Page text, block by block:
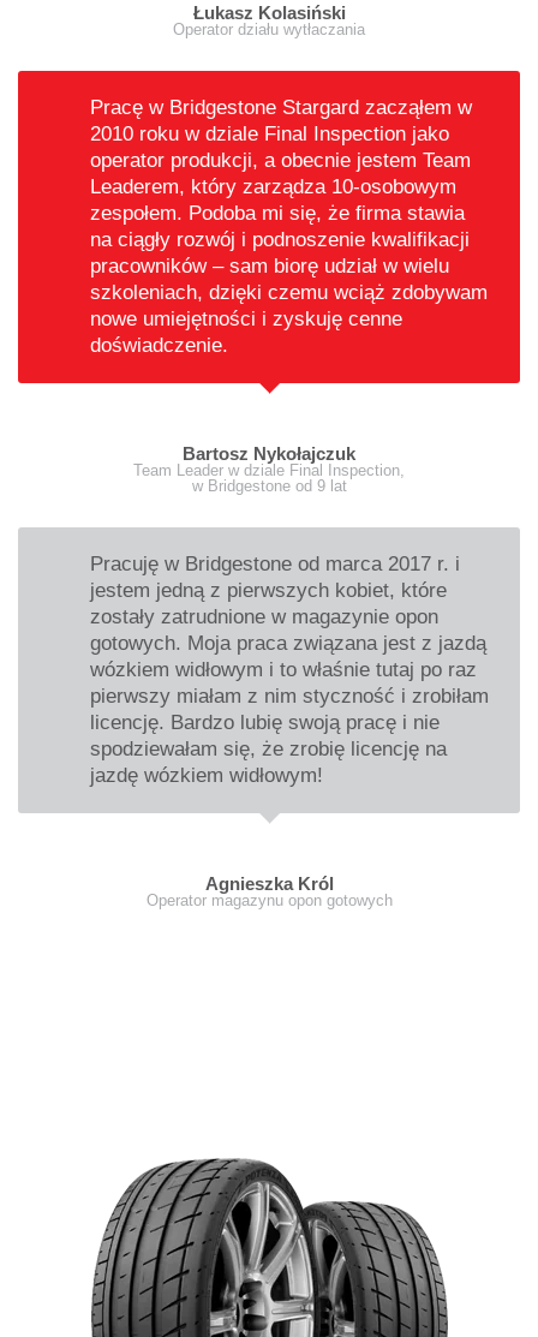
Łukasz Kolasiński
Operator działu wytłaczania
Pracę w Bridgestone Stargard zacząłem w
2010 roku w dziale Final Inspection jako
operator produkcji, a obecnie jestem Team
Leaderem, który zarządza 10-osobowym
zespołem. Podoba mi się, że firma stawia
na ciągły rozwój i podnoszenie kwalifikacji
pracowników – sam biorę udział w wielu
szkoleniach, dzięki czemu wciąż zdobywam
nowe umiejętności i zyskuję cenne
doświadczenie.
Bartosz Nykołajczuk
Team Leader w dziale Final Inspection,
w Bridgestone od 9 lat
Pracuję w Bridgestone od marca 2017 r. i
jestem jedną z pierwszych kobiet, które
zostały zatrudnione w magazynie opon
gotowych. Moja praca związana jest z jazdą
wózkiem widłowym i to właśnie tutaj po raz
pierwszy miałam z nim styczność i zrobiłam
licencję. Bardzo lubię swoją pracę i nie
spodziewałam się, że zrobię licencję na
jazdę wózkiem widłowym!
Agnieszka Król
Operator magazynu opon gotowych